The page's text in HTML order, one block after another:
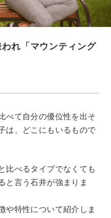
れ「マウンティング
べて自分の優位性を出そ
は、どこにもいるもので
比べるタイプでなくても
と言う石井が強まりま
や特性について紹介しま